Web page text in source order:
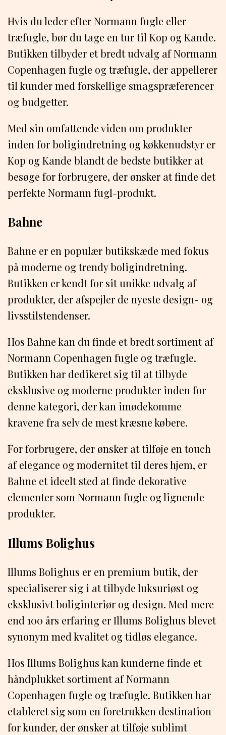
Hvis du leder efter Normann fugle eller
træfugle, bør du tage en tur til Kop og Kande.
Butikken tilbyder et bredt udvalg af Normann
Copenhagen fugle og træfugle, der appellerer
til kunder med forskellige smagspræferencer
og budgetter.
Med sin omfattende viden om produkter
inden for boligindretning og køkkenudstyr er
Kop og Kande blandt de bedste butikker at
besøge for forbrugere, der ønsker at finde det
perfekte Normann fugl-produkt.
Bahne
Bahne er en populær butikskæde med fokus
på moderne og trendy boligindretning.
Butikken er kendt for sit unikke udvalg af
produkter, der afspejler de nyeste design- og
livsstilstendenser.
Hos Bahne kan du finde et bredt sortiment af
Normann Copenhagen fugle og træfugle.
Butikken har dedikeret sig til at tilbyde
eksklusive og moderne produkter inden for
denne kategori, der kan imødekomme
kravene fra selv de mest kræsne købere.
For forbrugere, der ønsker at tilføje en touch
af elegance og modernitet til deres hjem, er
Bahne et ideelt sted at finde dekorative
elementer som Normann fugle og lignende
produkter.
Illums Bolighus
Illums Bolighus er en premium butik, der
specialiserer sig i at tilbyde luksuriøst og
eksklusivt boliginteriør og design. Med mere
end 100 års erfaring er Illums Bolighus blevet
synonym med kvalitet og tidløs elegance.
Hos Illums Bolighus kan kunderne finde et
håndplukket sortiment af Normann
Copenhagen fugle og træfugle. Butikken har
etableret sig som en foretrukken destination
for kunder, der ønsker at tilføje sublimt